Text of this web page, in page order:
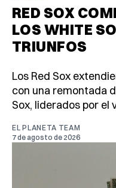
RED SOX
LOS WHITE
TRIUNFOS
Los Red Sox
con una remontada
Sox, liderados por el
EL PLANETA TEAM
7 de agosto de 2026